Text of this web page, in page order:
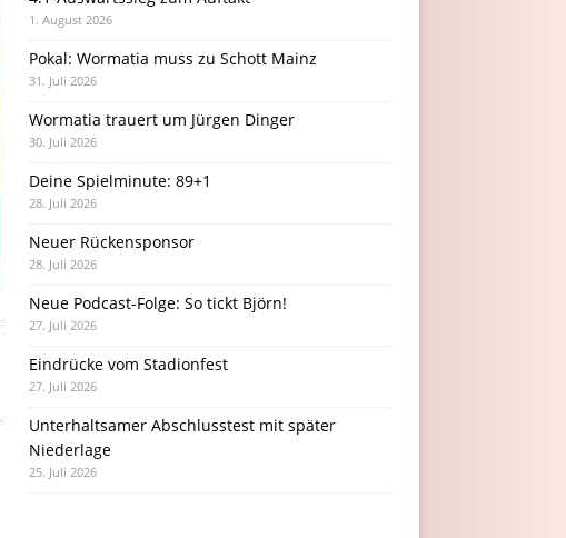
1. August 2026
Pokal: Wormatia muss zu Schott Mainz
31. Juli 2026
Wormatia trauert um Jürgen Dinger
30. Juli 2026
Deine Spielminute: 89+1
28. Juli 2026
Neuer Rückensponsor
28. Juli 2026
Neue Podcast-Folge: So tickt Björn!
27. Juli 2026
Eindrücke vom Stadionfest
27. Juli 2026
Unterhaltsamer Abschlusstest mit später
Niederlage
25. Juli 2026